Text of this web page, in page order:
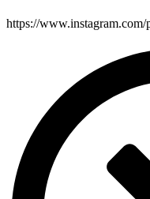
https://